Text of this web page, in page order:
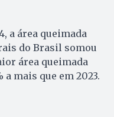
a área queimada
do Brasil somou
área queimada
mais que em 2023.